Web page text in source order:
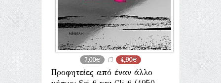
7,00€ 4,90€
Προφητείες από έναν άλλο